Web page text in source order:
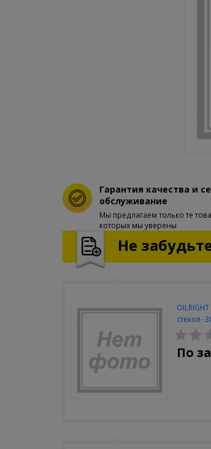
Гарантия качества и
обслуживание
Мы предлагаем только те
которых мы уверены
Не
стекол -
По